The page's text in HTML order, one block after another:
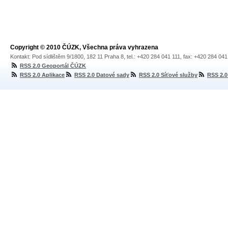
Copyright © 2010 ČÚZK, Všechna práva vyhrazena
Kontakt: Pod sídlištěm 9/1800, 182 11 Praha 8, tel.: +420 284 041 111, fax: +420 284
RSS 2.0 Geoportál ČÚZK
RSS 2.0 Aplikace
RSS 2.0 Datové sady RSS 2.0 Síťové služby RSS